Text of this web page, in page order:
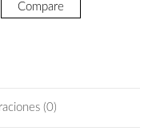
Compare
(0)